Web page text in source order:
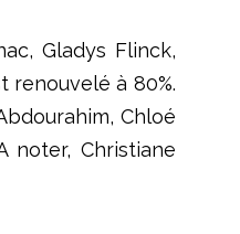
Gladys Flinck,
renouvelé à 80%.
Chloé
noter, Christiane